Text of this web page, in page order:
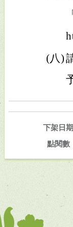
(八)
下架日期
點閱數